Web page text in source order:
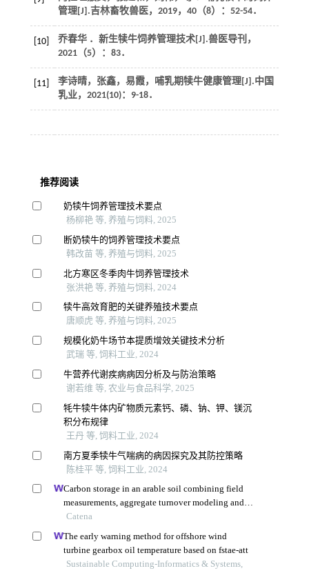
管理[J].吉林畜牧兽医， 2019， 40（8）：52-54．
[10] 乔春华 ．新生犊牛饲养管理技术[J].兽医导刊 ，
2021（5）：83．
[11] 李诗晴，张鑫，易霞，哺乳期犊牛健康管理[J].中国
乳业， 2021(10)：9-18．